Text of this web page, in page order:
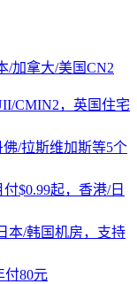
/加拿大/美国CN2
CMIN2，英国住宅
/拉斯维加斯等5个
$0.99起，香港/日
本/韩国机房，支持
付80元